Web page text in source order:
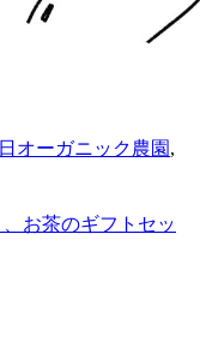
カ
リ
オーガニック農園 ,
お茶のギフトセッ